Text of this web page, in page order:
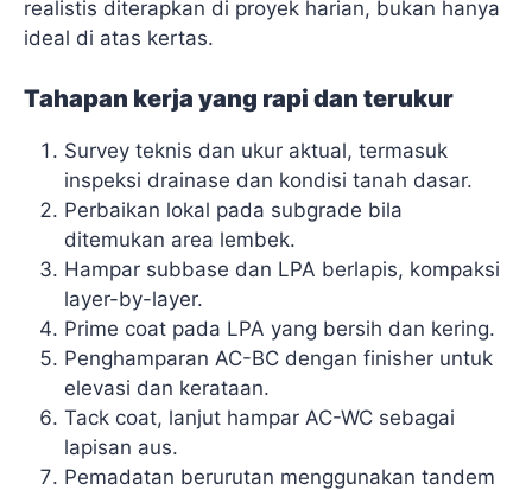
realistis diterapkan di proyek harian, bukan hanya
ideal di atas kertas.
Tahapan kerja yang rapi dan terukur
Survey teknis dan ukur aktual, termasuk
inspeksi drainase dan kondisi tanah dasar.
Perbaikan lokal pada subgrade bila
ditemukan area lembek.
Hampar subbase dan LPA berlapis, kompaksi
layer-by-layer.
Prime coat pada LPA yang bersih dan kering.
Penghamparan AC-BC dengan finisher untuk
elevasi dan kerataan.
Tack coat, lanjut hampar AC-WC sebagai
lapisan aus.
Pemadatan berurutan menggunakan tandem